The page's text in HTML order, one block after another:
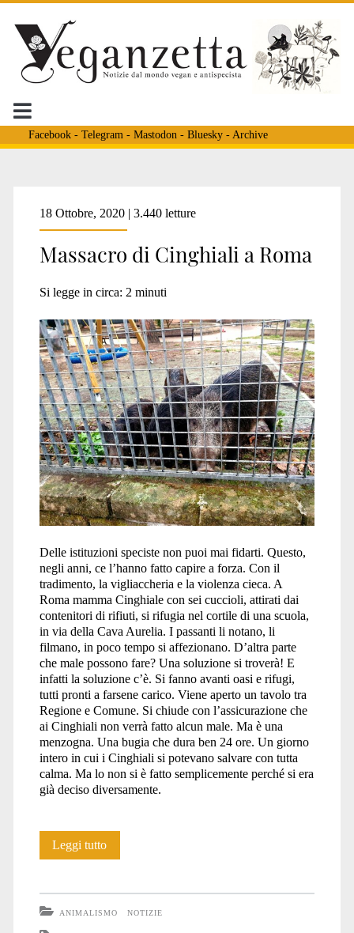
Facebook- Telegram - Mastodon - Bluesky- Archive
Tag:
<span>cava
aurelia
roma</span>
18 Ottobre, 2020 | 3.440 letture
Massacro di Cinghiali a Roma
Si legge in circa: 2 minuti
Delle istituzioni speciste non puoi mai fidarti. Questo,
negli anni, ce l’hanno fatto capire a forza. Con il
tradimento, la vigliaccheria e la violenza cieca. A
Roma mamma Cinghiale con sei cuccioli, attirati dai
contenitori di rifiuti, si rifugia nel cortile di una scuola,
in via della Cava Aurelia. I passanti li notano, li
filmano, in poco tempo si affezionano. D’altra parte
che male possono fare? Una soluzione si troverà! E
infatti la soluzione c’è. Si fanno avanti oasi e rifugi,
tutti pronti a farsene carico. Viene aperto un tavolo tra
Regione e Comune. Si chiude con l’assicurazione che
ai Cinghiali non verrà fatto alcun male. Ma è una
menzogna. Una bugia che dura ben 24 ore. Un giorno
intero in cui i Cinghiali si potevano salvare con tutta
calma. Ma lo non si è fatto semplicemente perché si era
già deciso diversamente.
Leggi tuttoMassacro
ANIMALISMO NOTIZIE